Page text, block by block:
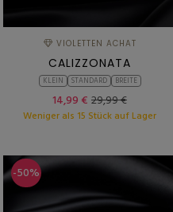
VIOLETTEN ACHAT
CALIZZONATA
KLEIN STANDARD BREITE
14,99 € 29,99 €
Weniger als 15 Stück auf Lager
-50%